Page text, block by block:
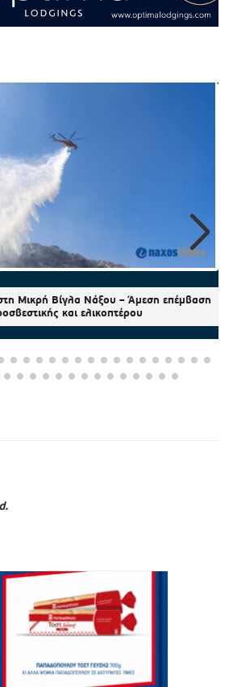
Μικρή Βίγλα Νάξου – Άμεση επέμβαση
και ελικοπτέρου